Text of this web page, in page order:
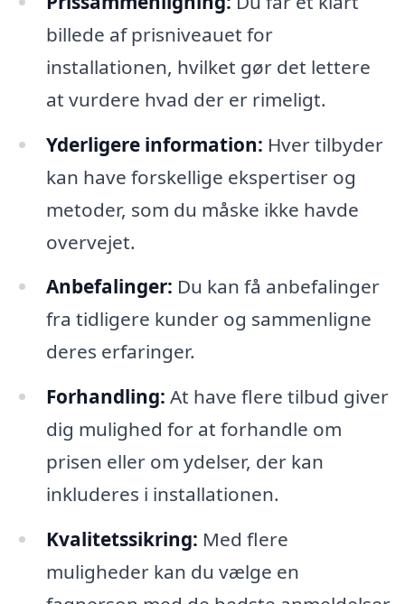
billede af prisniveauet for
installationen, hvilket gør det lettere
at vurdere hvad der er rimeligt.
Yderligere information: Hver tilbyder
kan have forskellige ekspertiser og
metoder, som du måske ikke havde
overvejet.
Anbefalinger: Du kan få anbefalinger
fra tidligere kunder og sammenligne
deres erfaringer.
Forhandling: At have flere tilbud giver
dig mulighed for at forhandle om
prisen eller om ydelser, der kan
inkluderes i installationen.
Kvalitetssikring: Med flere
muligheder kan du vælge en